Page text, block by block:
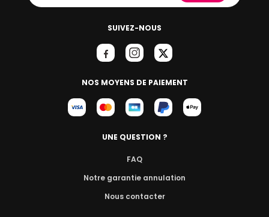
SUIVEZ-NOUS
NOS MOYENS DE PAIEMENT
UNE QUESTION ?
FAQ
Notre garantie annulation
Nous contacter